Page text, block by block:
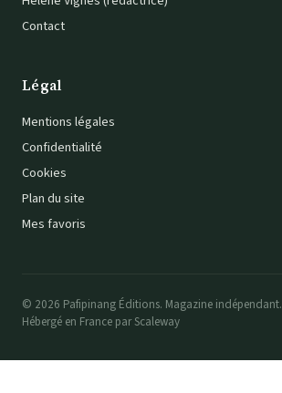
Contact
Légal
Mentions légales
Confidentialité
Cookies
Plan du site
Mes favoris
© 2026 Pafipinang Éditions. Magazine indépendant.
Hébergé en France par Scaleway